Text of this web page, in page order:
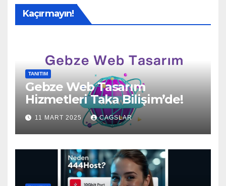
Kaçırmayın!
TANITIM
Gebze Web Tasarım
Hizmetleri Taka Bilişim’de!
11 MART 2025 CAGSLAR